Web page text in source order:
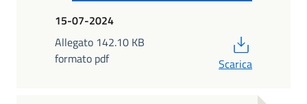
15-07-2024
Allegato 142.10 KB
formato pdf
Scarica